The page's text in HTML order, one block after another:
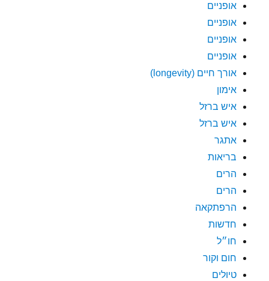
אופניים
אופניים
אופניים
אופניים
אורך חיים (longevity)
אימון
איש ברזל
איש ברזל
אתגר
בריאות
הרים
הרים
הרפתקאה
חדשות
חו״ל
חום וקור
טיולים